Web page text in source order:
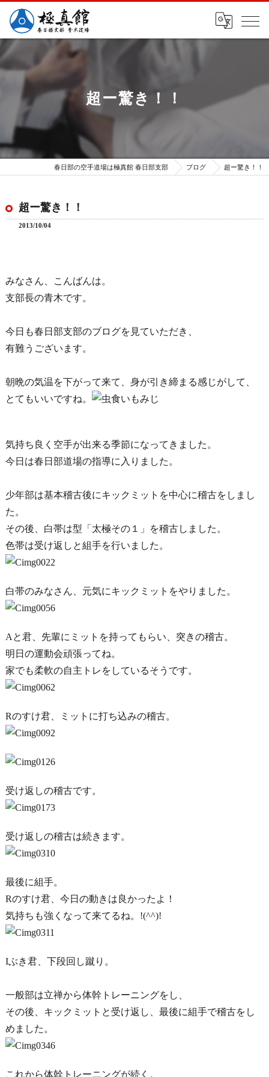
超ー驚き！！
春日部の空手道場は極真館 春日部支部 ブログ 超ー驚き！！
超ー驚き！！
2013/10/04
みなさん、こんばんは。
支部長の青木です。
今日も春日部支部のブログを見ていただき、
有難うございます。
朝晩の気温を下がって来て、身が引き締まる感じがして、
とてもいいですね。
気持ち良く空手が出来る季節になってきました。
今日は春日部道場の指導に入りました。
少年部は基本稽古後にキックミットを中心に稽古をしまし
た。
その後、白帯は型「太極その１」を稽古しました。
色帯は受け返しと組手を行いました。
白帯のみなさん、元気にキックミットをやりました。
Aと君、先輩にミットを持ってもらい、突きの稽古。
明日の運動会頑張ってね。
家でも柔軟の自主トレをしているそうです。
Rのすけ君、ミットに打ち込みの稽古。
受け返しの稽古です。
受け返しの稽古は続きます。
最後に組手。
Rのすけ君、今日の動きは良かったよ！
気持ちも強くなって来てるね。!(^^)!
Iぶき君、下段回し蹴り。
一般部は立禅から体幹トレーニングをし、
その後、キックミットと受け返し、最後に組手で稽古をし
めました。
これから体幹トレーニングが続く。